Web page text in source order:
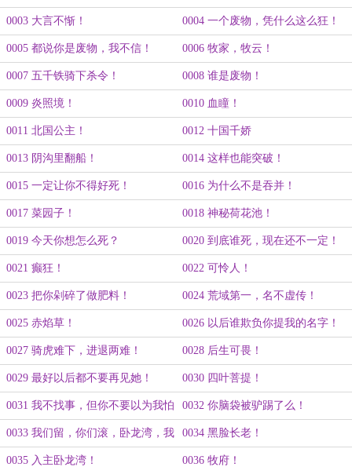
0003 大言不惭！ 0004 一个废物，凭什么这么狂！
0005 都说你是废物，我不信！ 0006 牧家，牧云！
0007 五千铁骑下杀令！ 0008 谁是废物！
0009 炎照境！ 0010 血瞳！
0011 北国公主！ 0012 十国千娇
0013 阴沟里翻船！ 0014 这样也能突破！
0015 一定让你不得好死！ 0016 为什么不是吞并！
0017 菜园子！ 0018 神秘荷花池！
0019 今天你想怎么死？ 0020 到底谁死，现在还不一定！
0021 癫狂！ 0022 可怜人！
0023 把你剁碎了做肥料！ 0024 荒域第一，名不虚传！
0025 赤焰草！ 0026 以后谁欺负你提我的名字！
0027 骑虎难下，进退两难！ 0028 后生可畏！
0029 最好以后都不要再见她！ 0030 四叶菩提！
0031 我不找事，但你不要以为我怕
事！
0032 你脑袋被驴踢了么！
0033 我们留，你们滚，卧龙湾，我
要了
0034 黑脸长老！
0035 入主卧龙湾！ 0036 牧府！